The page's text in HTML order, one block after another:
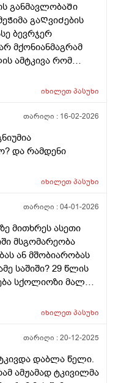
განმავლობაᲨი
გაᲦვიᲫების
ბევრჯერ
მქონიანმაგრამ
ამტკივა რომ
3 დᲦეᲨი
ისევ ამტკივდა და
დეკლარ აიდი
და გამიარა
იმ დᲦეს ისე
ყოველ 6სააᲗᲨი
გამიყუᲩა
ოდნავმაᲦლა
გამაგრებული და
მაქვს იგივე მაგრამ
და უბრალოდ ხელს
მხარეს და
იხილეთპასუხი
თარიღი : 16-02-2026
და რამდენი
იხილეთპასუხი
თარიღი :04-01-2026
მითხრეს ასეთი
მსგომარეობა
ან მშობიარობას
საშიში? 29 წლის
სქოლიოზი მალთა
9 გრადუსიანი
ლავიწის ძვლების
10 მმ-ით. წელის
იხილეთპასუხი
თარიღი :20-12-2025
დაბლა წელი.
ამჟამად ტკივილმა